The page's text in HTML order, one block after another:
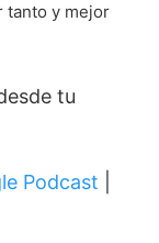
tanto y mejor
tu
Podcast